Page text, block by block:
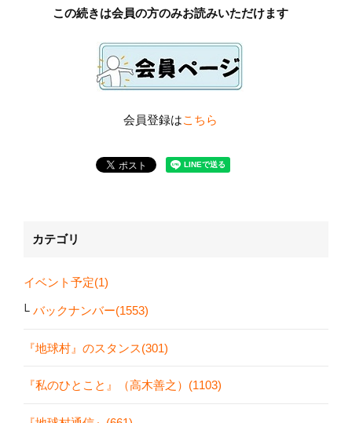
この続きは会員の方のみお読みいただけます
会員登録はこちら
カテゴリ
イベント予定(1)
バックナンバー(1553)
『地球村』のスタンス(301)
『私のひとこと』（高木善之）(1103)